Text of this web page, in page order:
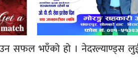
सफल भएँको हो । नेदरल्याण्ड्स